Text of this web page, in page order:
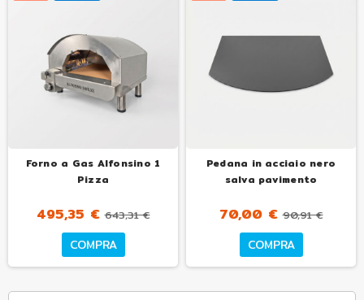
Forno a Gas Alfonsino 1
Pizza
495,35 € 643,31 €
COMPRA
Pedana in acciaio nero
salva pavimento
70,00 € 90,91 €
COMPRA